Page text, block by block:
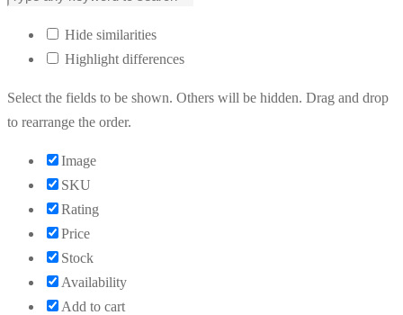
Hide similarities
Highlight differences
Select the fields to be shown. Others will be hidden. Drag and drop
to rearrange the order.
Image
SKU
Rating
Price
Stock
Availability
Add to cart